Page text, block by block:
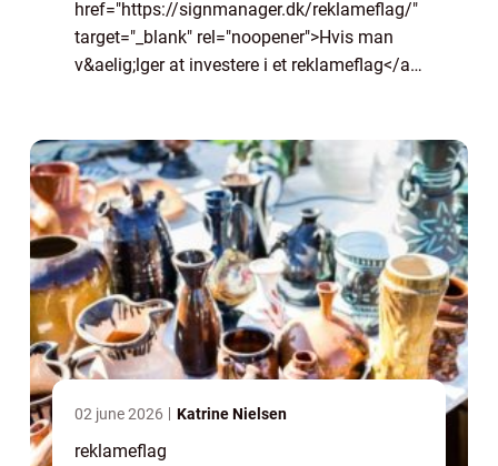
href="https://signmanager.dk/reklameflag/"
target="_blank" rel="noopener">Hvis man
v&aelig;lger at investere i et reklameflag</a>,
02 june 2026 Katrine Nielsen
reklameflag